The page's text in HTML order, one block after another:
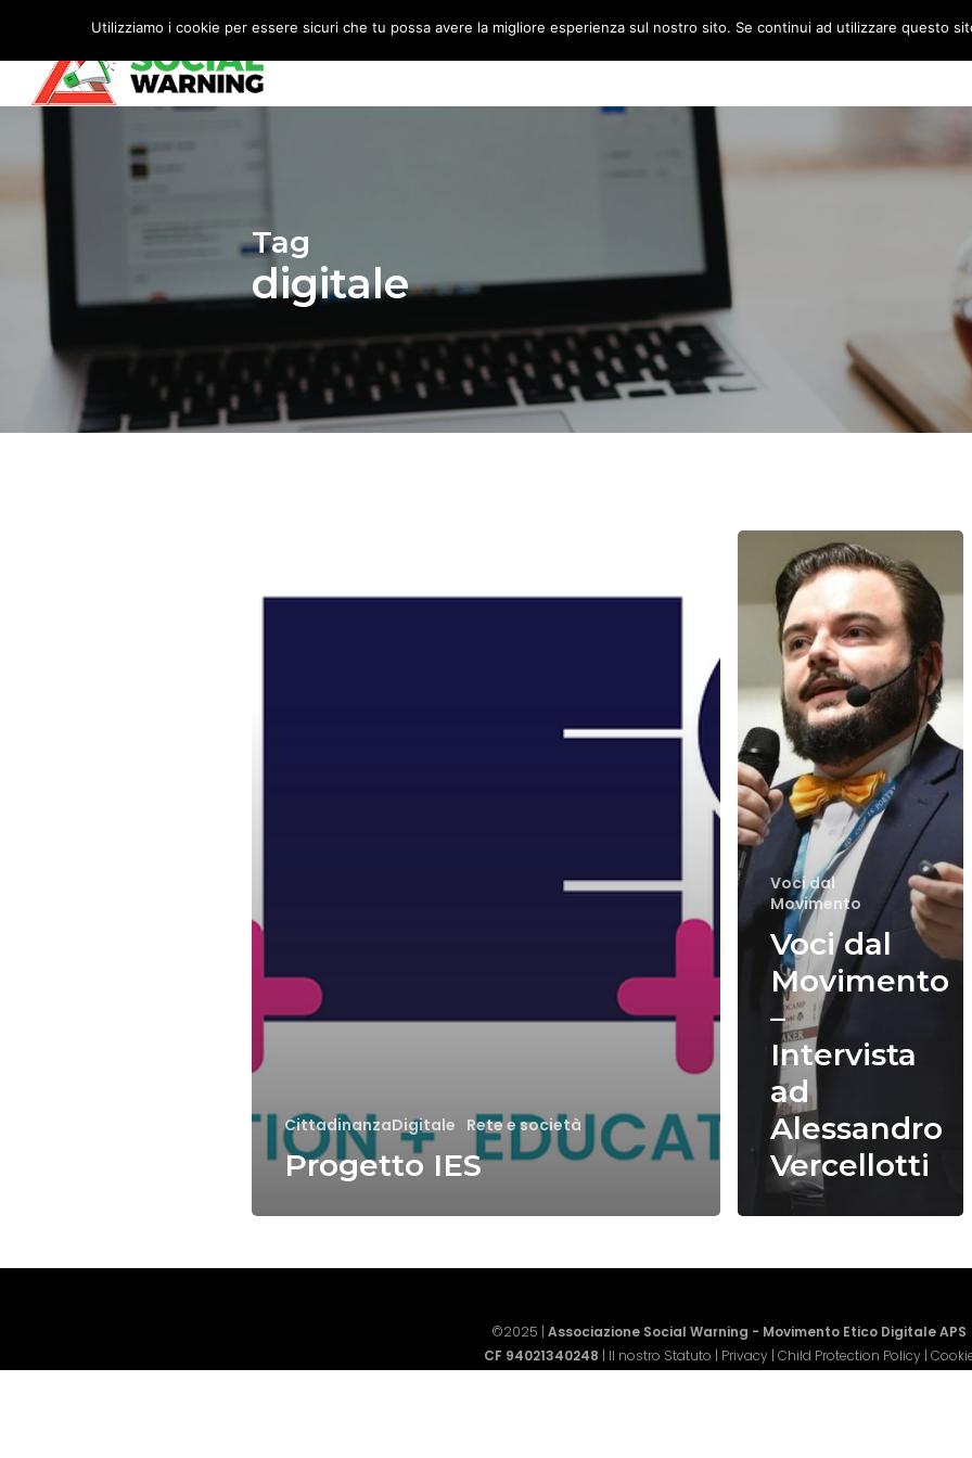
main
content
HOME L’IDEA 5×1000
Tag
digitale
CittadinanzaDigitale Rete e società
Progetto IES
Voci
Movimento
Intervista
ad
Alessandro
Vercellotti
Voci dal
Movimento
Voci dal
Movimento
–
Intervista
ad
Alessandro
Vercellotti
©2025 | Associazione Social Warning - Movimento Etico Digitale APS
CF 94021340248 | Il nostro Statuto | Privacy| Child Protection Policy|
Utilizziamo i cookie per essere sicuri che tu possa avere la migliore esperienza sul nostro sito. Se continui ad utilizzare questo